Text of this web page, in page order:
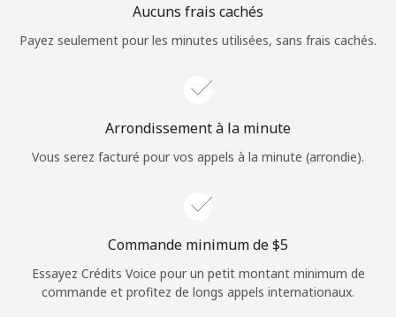
Aucuns frais cachés
Payez seulement pour les minutes utilisées, sans frais cachés.
Arrondissement à la minute
Vous serez facturé pour vos appels à la minute (arrondie).
Commande minimum de ⁦$5⁩
Essayez Crédits Voice pour un petit montant minimum de
commande et profitez de longs appels internationaux.